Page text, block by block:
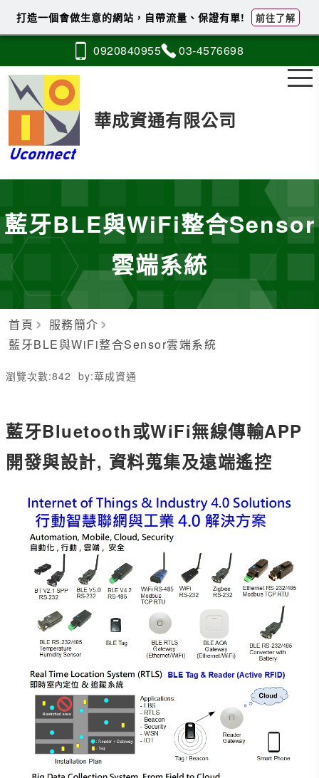
0920840955 03-4576698
華成資通有限公司
藍牙BLE與WiFi整合Sensor
雲端系統
首頁
服務簡介
藍牙BLE與WiFi整合Sensor雲端系統
瀏覽次數:842 by:華成資通
藍牙Bluetooth或WiFi無線傳輸APP
開發與設計, 資料蒐集及遠端遙控
打造一個會做生意的網站，自帶流量、保證有單! 前往了解